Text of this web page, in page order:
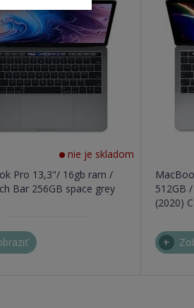
nie je skladom
Pro 13,3"/ 16gb ram /
Bar 256GB space grey
512GB
(2020)